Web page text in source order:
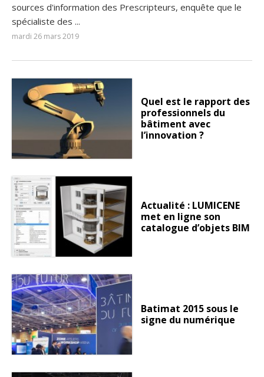
sources d'information des Prescripteurs, enquête que le
spécialiste des ...
mardi 26 mars 2019
Quel est le rapport des
professionnels du
bâtiment avec
l’innovation ?
Actualité : LUMICENE
met en ligne son
catalogue d’objets BIM
Batimat 2015 sous le
signe du numérique